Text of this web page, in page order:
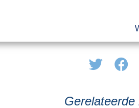
Gerelateerde